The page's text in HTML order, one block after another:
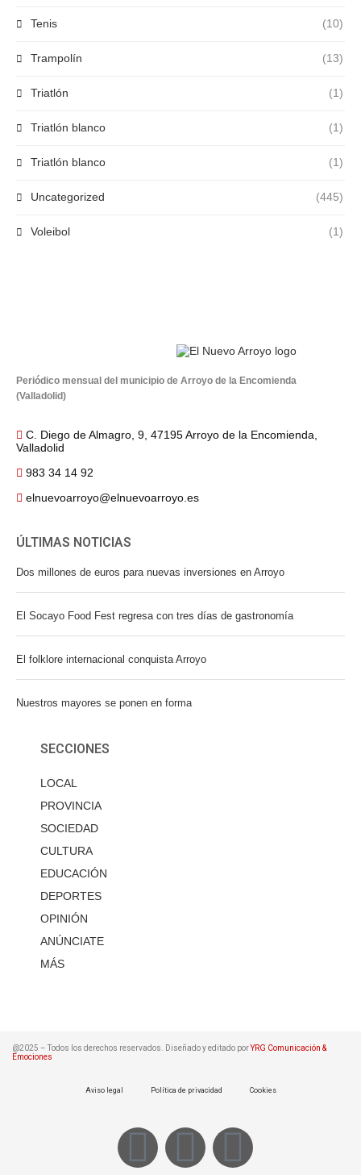
Tenis (10)
Trampolín (13)
Triatlón (1)
Triatlón blanco (1)
Triatlón blanco (1)
Uncategorized (445)
Voleibol (1)
Periódico mensual del municipio de Arroyo de la Encomienda
(Valladolid)
C. Diego de Almagro, 9, 47195 Arroyo de la Encomienda,
Valladolid
983 34 14 92
elnuevoarroyo@elnuevoarroyo.es
ÚLTIMAS NOTICIAS
Dos millones de euros para nuevas inversiones en Arroyo
El Socayo Food Fest regresa con tres días de gastronomía
El folklore internacional conquista Arroyo
Nuestros mayores se ponen en forma
SECCIONES
LOCAL
PROVINCIA
SOCIEDAD
CULTURA
EDUCACIÓN
DEPORTES
OPINIÓN
ANÚNCIATE
MÁS
@2025 – Todos los derechos reservados. Diseñado y editado porYRG Comunicación &
Emociones
Aviso legal Política de privacidad Cookies